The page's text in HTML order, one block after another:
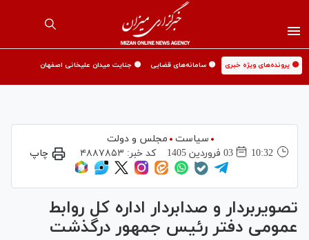
🟡 پرونده‌های ویژه خبری 🟡 سامانه‌های قضایی 🟡 جنایت میدان علیخانی اصفهان
سیاست
مجلس و دولت
10:32
03 فروردين 1405 کد خبر: ۴۸۸۷۸۵۳ چاپ
تصویربردار و صدابردار اداره کل روابط
عمومی دفتر رئیس جمهور درگذشت